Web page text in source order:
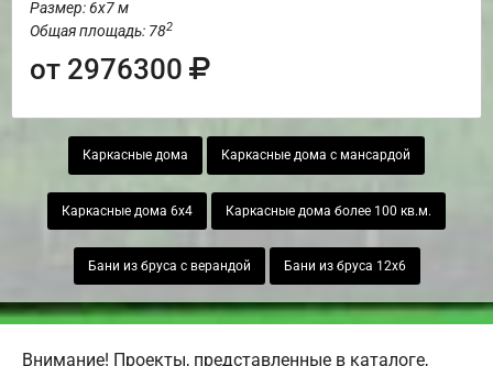
Размер: 6х7 м
Общая площадь: 782
от 2976300
Каркасные дома Каркасные дома с мансардой
Каркасные дома 6х4 Каркасные дома более 100 кв.м.
Бани из бруса с верандой Бани из бруса 12х6
Внимание! Проекты, представленные в каталоге,